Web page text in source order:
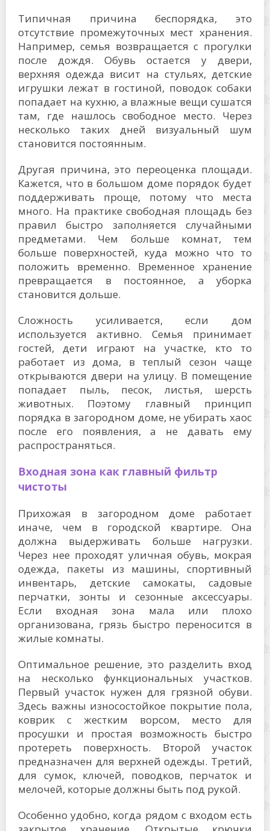
Типичная причина беспорядка, это
отсутствие промежуточных мест хранения.
Например, семья возвращается с прогулки
после дождя. Обувь остается у двери,
верхняя одежда висит на стульях, детские
игрушки лежат в гостиной, поводок собаки
попадает на кухню, а влажные вещи сушатся
там, где нашлось свободное место. Через
несколько таких дней визуальный шум
становится постоянным.
Другая причина, это переоценка площади.
Кажется, что в большом доме порядок будет
поддерживать проще, потому что места
много. На практике свободная площадь без
правил быстро заполняется случайными
предметами. Чем больше комнат, тем
больше поверхностей, куда можно что то
положить временно. Временное хранение
превращается в постоянное, а уборка
становится дольше.
Сложность усиливается, если дом
используется активно. Семья принимает
гостей, дети играют на участке, кто то
работает из дома, в теплый сезон чаще
открываются двери на улицу. В помещение
попадает пыль, песок, листья, шерсть
животных. Поэтому главный принцип
порядка в загородном доме, не убирать хаос
после его появления, а не давать ему
распространяться.
Входная зона как главный фильтр
чистоты
Прихожая в загородном доме работает
иначе, чем в городской квартире. Она
должна выдерживать больше нагрузки.
Через нее проходят уличная обувь, мокрая
одежда, пакеты из машины, спортивный
инвентарь, детские самокаты, садовые
перчатки, зонты и сезонные аксессуары.
Если входная зона мала или плохо
организована, грязь быстро переносится в
жилые комнаты.
Оптимальное решение, это разделить вход
на несколько функциональных участков.
Первый участок нужен для грязной обуви.
Здесь важны износостойкое покрытие пола,
коврик с жестким ворсом, место для
просушки и простая возможность быстро
протереть поверхность. Второй участок
предназначен для верхней одежды. Третий,
для сумок, ключей, поводков, перчаток и
мелочей, которые должны быть под рукой.
Особенно удобно, когда рядом с входом есть